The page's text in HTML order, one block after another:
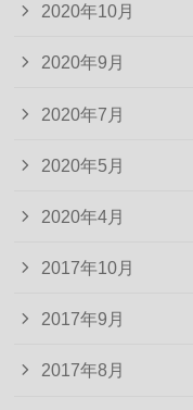
2020年10月
2020年9月
2020年7月
2020年5月
2020年4月
2017年10月
2017年9月
2017年8月